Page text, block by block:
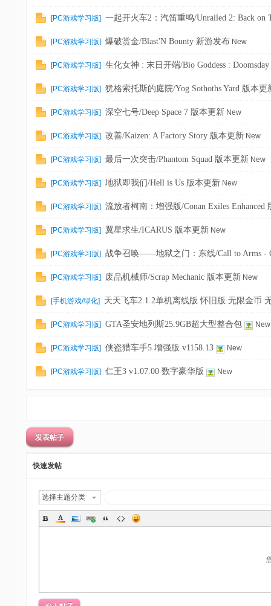
[PC游戏学习版] 一起开火车2：汽笛重鸣/Unrailed 2: Back on
[PC游戏学习版] 爆破赏金/Blast'N Bounty 新游发布 New
[PC游戏学习版] 生化女神 : 末日开端/Bio Goddess :
[PC游戏学习版] 犹格索托斯的庭院/Yog Sothoths Yard 版本更
[PC游戏学习版] 深空七号/Deep Space 7 版本更新 New
[PC游戏学习版] 改善/Kaizen: A Factory Story 版本更新 New
[PC游戏学习版] 最后一次突击/Phantom Squad 版本更新 New
[PC游戏学习版] 地狱即我们/Hell is Us 版本更新 New
[PC游戏学习版] 流放者柯南：增强版/Conan Exiles Enhanced
[PC游戏学习版] 翼星求生/ICARUS 版本更新 New
[PC游戏学习版] 战争召唤——地狱之门：东线/Call to Arms -
[PC游戏学习版] 废品机械师/Scrap Mechanic 版本更新 New
[手机游戏/绿化] 天天飞车2.1.2单机离线版 怀旧版 无限金币
[PC游戏学习版] GTA圣安地列斯25.9GB超大型整合包 New
[PC游戏学习版] 侠盗猎车手5 增强版 v1158.13 New
[PC游戏学习版] 仁王3 v1.07.00 数字豪华版 New
发表帖子
快速发帖
选择主题分类